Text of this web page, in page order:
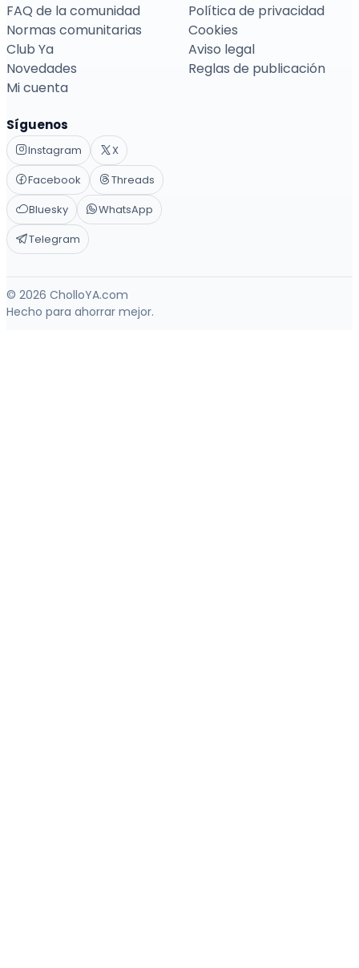
FAQ de la comunidad
Normas comunitarias
Club Ya
Novedades
Mi cuenta
Política de privacidad
Cookies
Aviso legal
Reglas de publicación
Síguenos
Instagram
X
Facebook
Threads
Bluesky
WhatsApp
Telegram
© 2026 CholloYA.com
Hecho para ahorrar mejor.